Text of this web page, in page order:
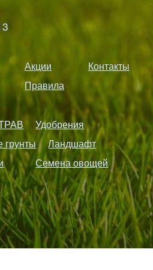
Акции
Контакты
Правила
Удобрения
грунты
Ландшафт
Семена овощей